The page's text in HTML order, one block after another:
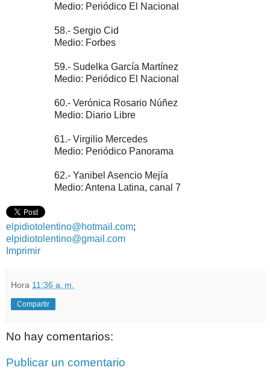
Medio: Periódico El Nacional
58.- Sergio Cid
Medio: Forbes
59.- Sudelka García Martínez
Medio: Periódico El Nacional
60.- Verónica Rosario Núñez
Medio: Diario Libre
61.- Virgilio Mercedes
Medio: Periódico Panorama
62.- Yanibel Asencio Mejía
Medio: Antena Latina, canal 7
elpidiotolentino@hotmail.com;
elpidiotolentino@gmail.com
Imprimir
Hora 11:36 a. m.
Compartir
No hay comentarios:
Publicar un comentario